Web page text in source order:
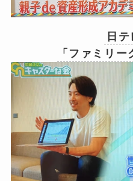
日
「ファミリ
中居正広のキ